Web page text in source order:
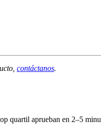
contáctanos.
quartil aprueban en 2–5